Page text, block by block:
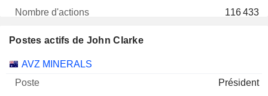
116 433
Postes actifs de John Clarke
Sociétés Poste Début
AVZ MINERALS
Président